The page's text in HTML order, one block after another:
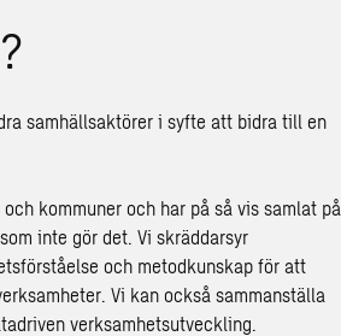
samhällsaktörer i syfte att bidra till en
kommuner och har på så vis samlat på
inte gör det. Vi skräddarsyr
och metodkunskap för att
Vi kan också sammanställa
verksamhetsutveckling.